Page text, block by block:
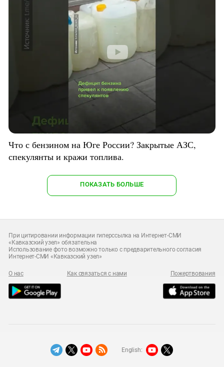
Что с бензином на Юге России? Закрытые АЗС,
спекулянты и кражи топлива.
ПОКАЗАТЬ БОЛЬШЕ
При цитировании информации гиперссылка на Интернет-СМИ
«Кавказский узел» обязательна
Использование фото возможно только с предварительного согласия
Интернет-СМИ «Кавказский узел»
О нас Как связаться с нами Пожертвования
English: